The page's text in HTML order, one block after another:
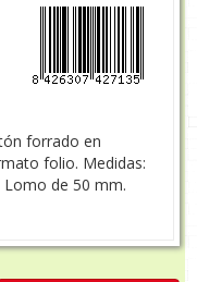
forrado en
folio. Medidas:
Lomo de 50 mm.